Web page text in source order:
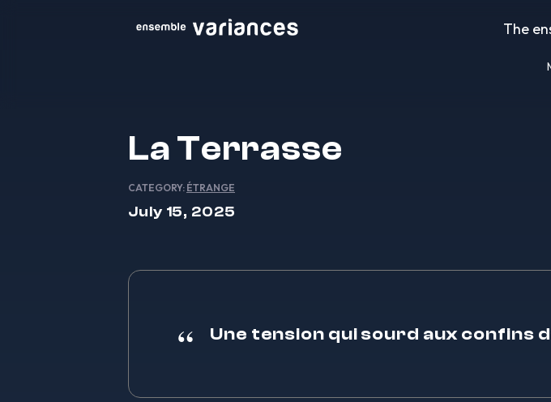
The
La Terrasse
CATEGORY: ÉTRANGE
July 15, 2025
Une tension qui sourd aux confins